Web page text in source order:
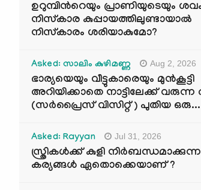
ഉറുമ്പിന്‍റെയും പ്രാണിയുടെയും
നിസ്കാര കുപ്പായത്തിലുണ്ടായാൽ
നിസ്കാരം ശരിയാകുമോ?
Asked: സാലിം കുഴിമണ്ണ Aug 2, 2026
ഭാര്യയെയും വീട്ടുകാരെയും മുൻകൂട്ടി
അറിയിക്കാതെ നാട്ടിലേക്ക് വരുന്ന
(സർപ്രൈസ് വിസിറ്റ് ) പുതിയ ഒരു...
Asked: Rayyan Jul 31, 2026
സ്ത്രികൾക്ക് കുളി നിർബന്ധമാക്കുന്ന
കര്യങ്ങൾ ഏതൊക്കെയാണ് ?